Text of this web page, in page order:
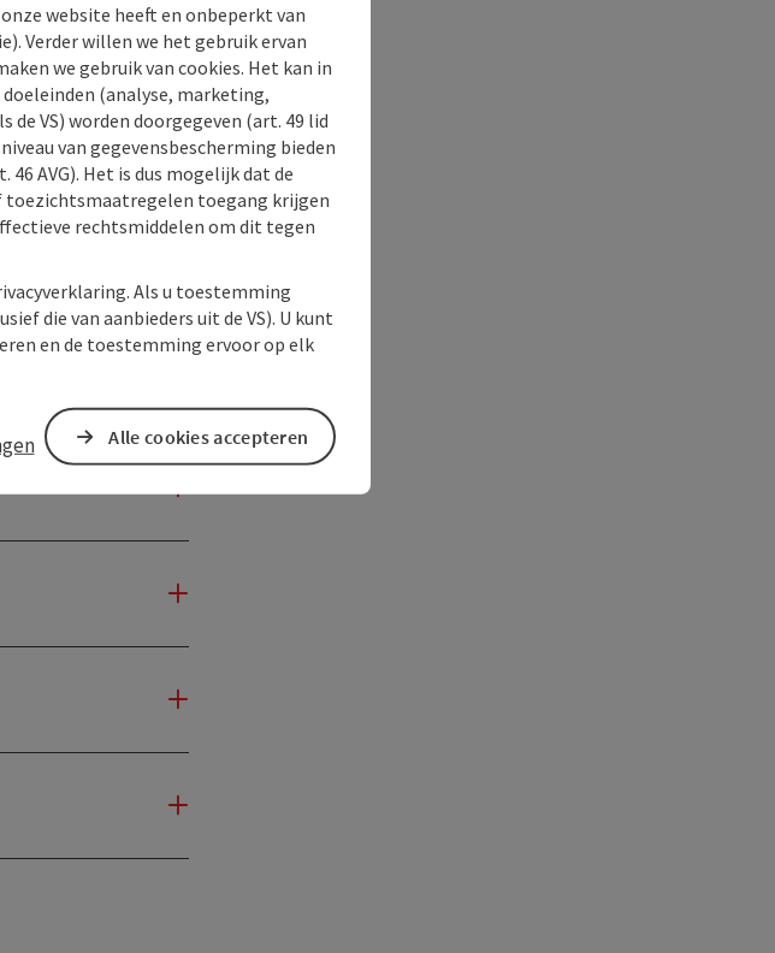
website heeft en onbeperkt van
Verder willen we het gebruik ervan
we gebruik van cookies. Het kan in
(analyse, marketing,
de VS) worden doorgegeven (art. 49 lid
van gegevensbescherming bieden
AVG). Het is dus mogelijk dat de
toezichtsmaatregelen toegang krijgen
rechtsmiddelen om dit tegen
Als u toestemming
die van aanbieders uit de VS). U kunt
en de toestemming ervoor op elk
Alle cookies accepteren